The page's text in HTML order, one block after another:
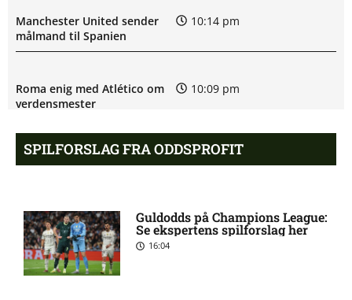
Manchester United sender
målmand til Spanien
10:14 pm
Roma enig med Atlético om
verdensmester
10:09 pm
Chelsea sælger Chalobah til
10:06 pm
Premier League-klub henter
FCN-profil
10:04 pm
SPILFORSLAG FRA ODDSPROFIT
Guldodds på Champions League:
Se ekspertens spilforslag her
16:04